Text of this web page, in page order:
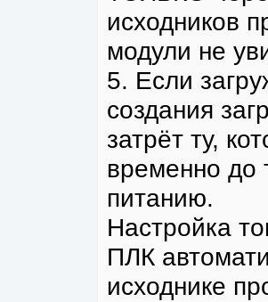
исходников
модули не
5. Если
создания
затрёт ту,
временно до
питанию.
Настройка
ПЛК
исходнике